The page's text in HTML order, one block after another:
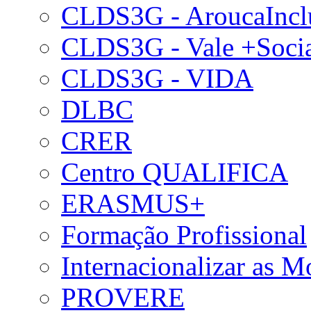
CLDS3G -
CLDS3G - Vale
CLDS3G - VIDA
DLBC
CRER
Centro QUALIFICA
ERASMUS+
Formação Profissional
Internacionalizar as
PROVERE